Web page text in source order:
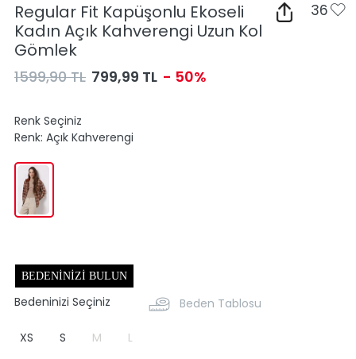
Regular Fit Kapüşonlu Ekoseli
Kadın Açık Kahverengi Uzun Kol
Gömlek
36
1599,90 TL 799,99 TL - 50%
Renk Seçiniz
Renk: Açık Kahverengi
BEDENINIZI BULUN
Bedeninizi Seçiniz Beden Tablosu
XS S M L